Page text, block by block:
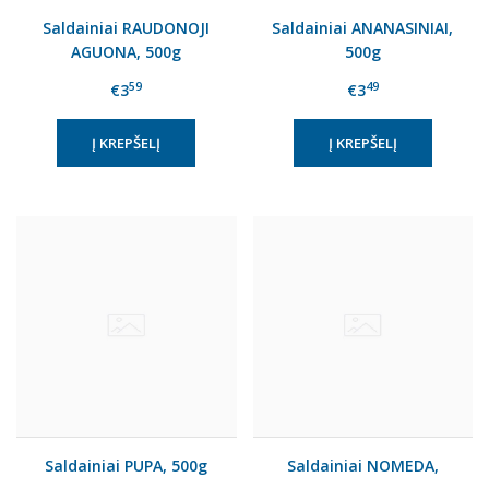
Saldainiai RAUDONOJI
AGUONA, 500g
€359
Saldainiai ANANASINIAI,
500g
€349
Saldainiai PUPA, 500g
Saldainiai NOMEDA,